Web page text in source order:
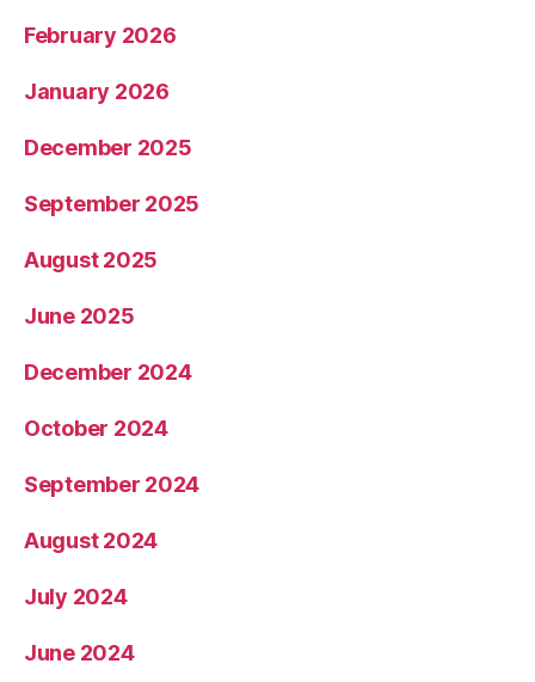
February 2026
January 2026
December 2025
September 2025
August 2025
June 2025
December 2024
October 2024
September 2024
August 2024
July 2024
June 2024